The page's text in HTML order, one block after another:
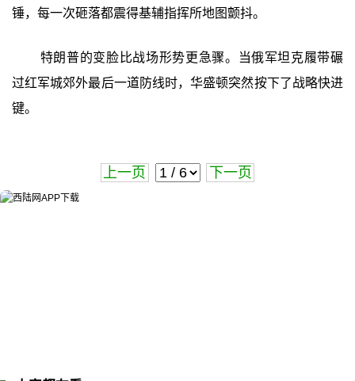
锤，每一次砸落都震得基辅指挥所地图颤抖。
特朗普的变脸比战场形势更急骤。当俄军坦克履带碾
过红军城郊外最后一道防线时，华盛顿突然按下了战略快进
键。
上一页 下一页